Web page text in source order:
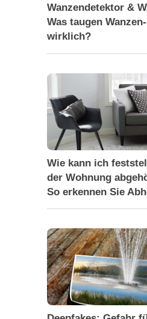
Wanzendetektor &
Was taugen
wirklich?
Wie kann ich
der Wohnung
So erkennen Sie